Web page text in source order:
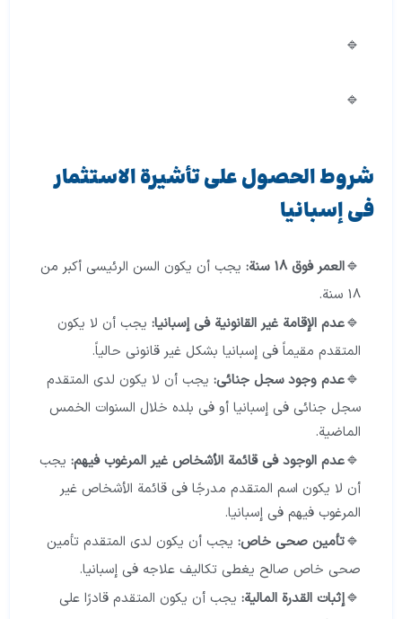
شروط الحصول على تأشيرة الاستثمار
في إسبانيا
العمر فوق 18 سنة:
يجب أن يكون السن الرئيسي أكبر من
18 سنة.
عدم الإقامة غير القانونية في إسبانيا: يجب أن لا يكون
المتقدم مقيماً في إسبانيا بشكل غير قانوني حالياً.
عدم وجود سجل جنائي: يجب أن لا يكون لدى المتقدم
سجل جنائي في إسبانيا أو في بلده خلال السنوات الخمس
الماضية.
عدم الوجود في قائمة الأشخاص غير المرغوب فيهم: يجب
أن لا يكون اسم المتقدم مدرجًا في قائمة الأشخاص غير
المرغوب فيهم في إسبانيا.
تأمين صحي خاص: يجب أن يكون لدى المتقدم تأمين
صحي خاص صالح يغطي تكاليف علاجه في إسبانيا.
إثبات القدرة المالية: يجب أن يكون المتقدم قادرًا على